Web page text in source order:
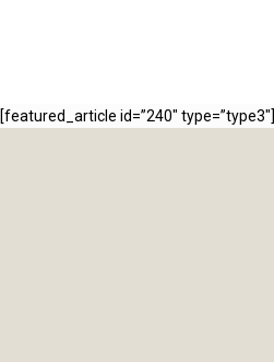
[featured_article id=”240″ type=”type3″]